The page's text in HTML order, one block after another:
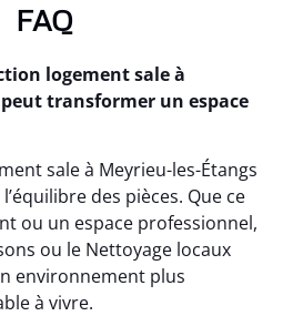
FAQ
logement sale à
transformer un espace
sale à Meyrieu-les-Étangs
des pièces. Que ce
ou un espace professionnel,
ou le Nettoyage locaux
environnement plus
à vivre.